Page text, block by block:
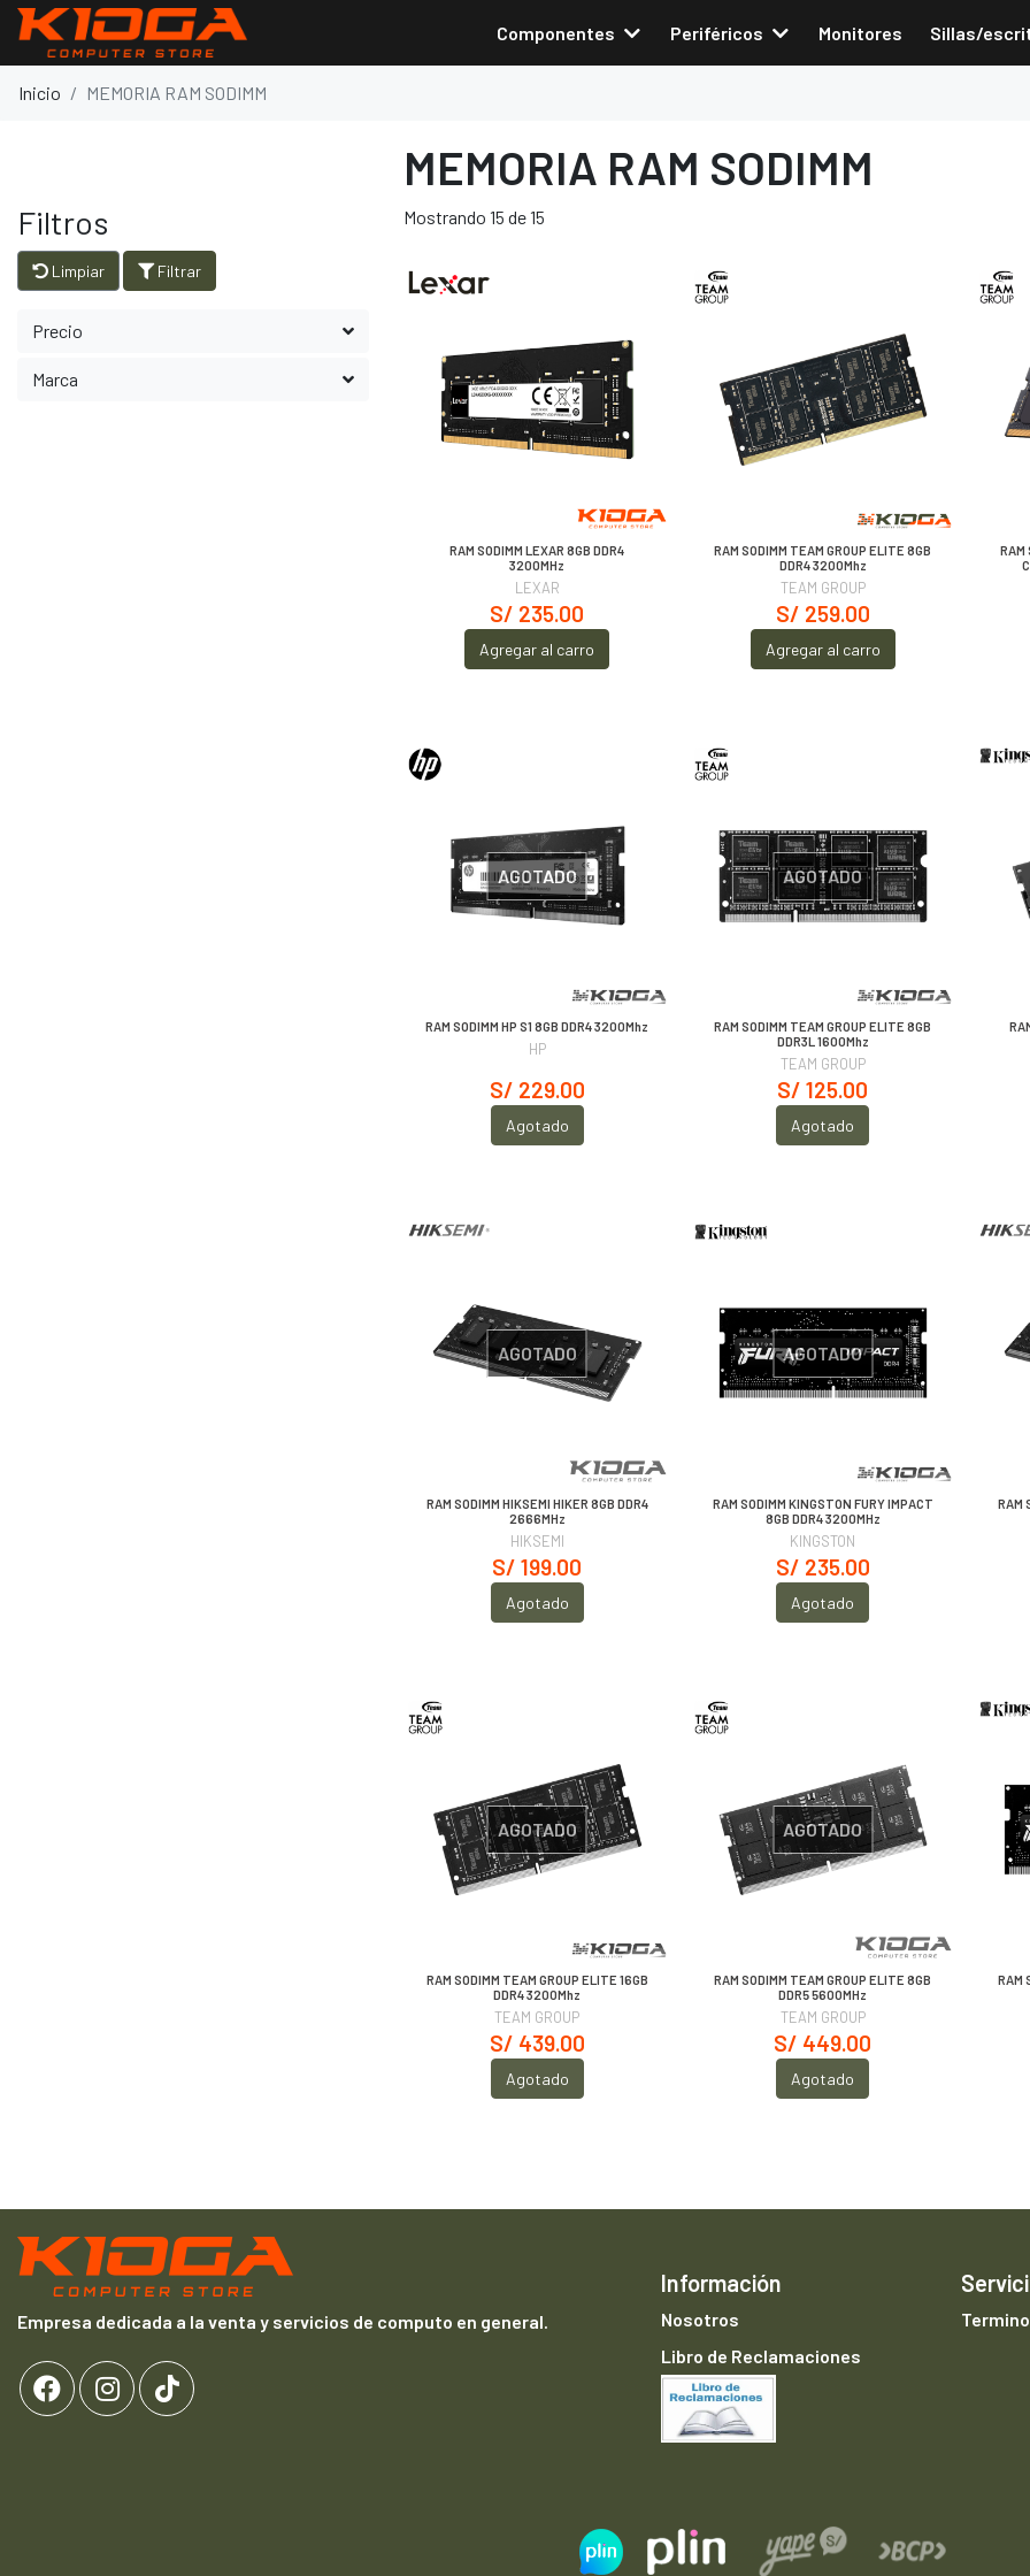
Componentes Periféricos Monitores Sillas/
Inicio MEMORIA RAM SODIMM
MEMORIA RAM SODIMM
Filtros
Limpiar Filtrar
Precio
Marca
Mostrando 15 de 15
RAM SODIMM LEXAR 8GB DDR4
3200MHz
LEXAR
S/ 235.00
Agregar al carro
RAM SODIMM TEAM GROUP ELITE 8GB
DDR4 3200Mhz
TEAM GROUP
S/ 259.00
Agregar al carro
RAM
AGOTADO
RAM SODIMM HP S1 8GB DDR4 3200Mhz
HP
S/ 229.00
Agotado
AGOTADO
RAM SODIMM TEAM GROUP ELITE 8GB
DDR3L 1600Mhz
TEAM GROUP
S/ 125.00
Agotado
AGOTADO
RAM SODIMM HIKSEMI HIKER 8GB DDR4
2666MHz
HIKSEMI
S/ 199.00
Agotado
AGOTADO
RAM SODIMM KINGSTON FURY IMPACT
8GB DDR4 3200MHz
KINGSTON
S/ 235.00
Agotado
RAM
AGOTADO
RAM SODIMM TEAM GROUP ELITE 16GB
DDR4 3200Mhz
TEAM GROUP
S/ 439.00
Agotado
AGOTADO
RAM SODIMM TEAM GROUP ELITE 8GB
DDR5 5600MHz
TEAM GROUP
S/ 449.00
Agotado
RAM
Empresa dedicada a la venta y servicios de computo en general.
Información
Nosotros
Libro de Reclamaciones